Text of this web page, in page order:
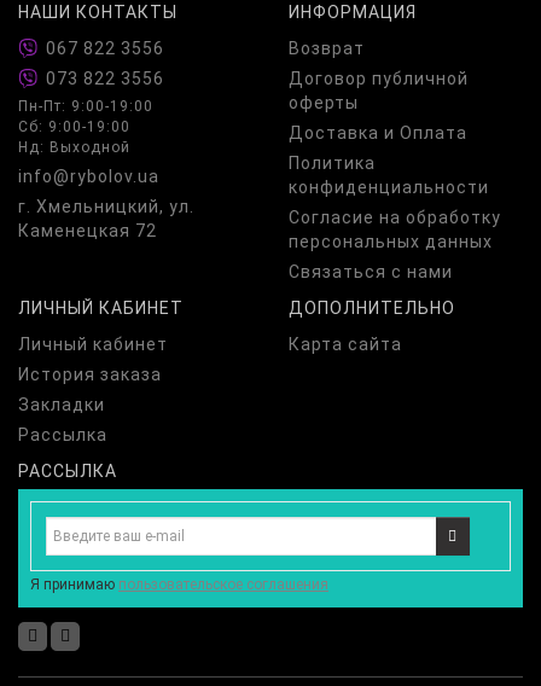
НАШИ КОНТАКТЫ
067 822 3556
073 822 3556
Пн-Пт: 9:00-19:00
Сб: 9:00-19:00
Нд: Выходной
info@rybolov.ua
г. Хмельницкий, ул.
Каменецкая 72
ИНФОРМАЦИЯ
Возврат
Договор публичной
оферты
Доставка и Оплата
Политика
конфиденциальности
Согласие на обработку
персональных данных
Связаться с нами
ЛИЧНЫЙ КАБИНЕТ
Личный кабинет
История заказа
Закладки
Рассылка
ДОПОЛНИТЕЛЬНО
Карта сайта
РАССЫЛКА
Я принимаю пользовательское соглашения